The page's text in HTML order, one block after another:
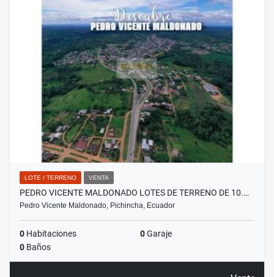
LOTE / TERRENO VENTA
PEDRO VICENTE MALDONADO LOTES DE TERRENO DE 10.…
Pedro Vicente Maldonado, Pichincha, Ecuador
0 Habitaciones 0Garaje
0 Baños